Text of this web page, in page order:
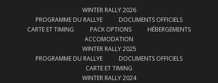
WINTER RALLY 2026
PROGRAMME DU RALLYE
DOCUMENTS OFFICIELS
CARTE ET TIMING
PACK OPTIONS
HÉBERGEMENTS
ACCOMODATION
WINTER RALLY 2025
PROGRAMME DU RALLYE
DOCUMENTS OFFICIELS
CARTE ET TIMING
WINTER RALLY 2024